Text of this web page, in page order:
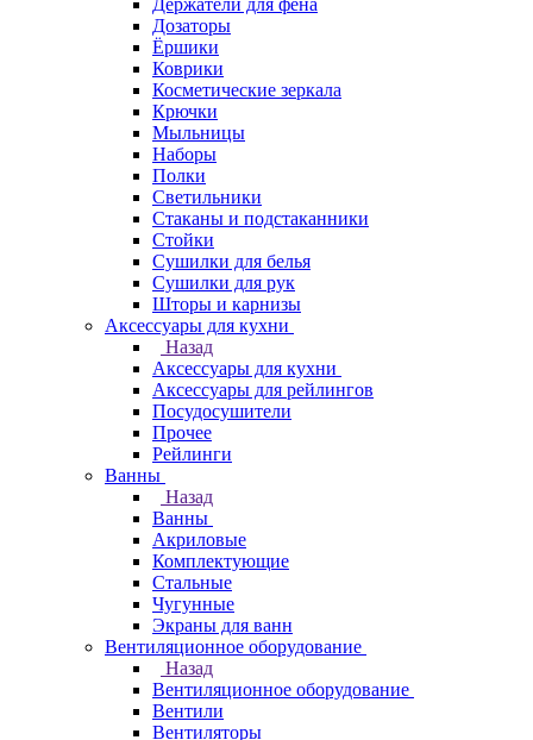
Держатели для фена
Дозаторы
Ёршики
Коврики
Косметические зеркала
Крючки
Мыльницы
Наборы
Полки
Светильники
Стаканы и подстаканники
Стойки
Сушилки для белья
Сушилки для рук
Шторы и карнизы
Аксессуары для кухни
Назад
Аксессуары для кухни
Аксессуары для рейлингов
Посудосушители
Прочее
Рейлинги
Ванны
Назад
Ванны
Акриловые
Комплектующие
Стальные
Чугунные
Экраны для ванн
Вентиляционное оборудование
Назад
Вентиляционное оборудование
Вентили
Вентиляторы